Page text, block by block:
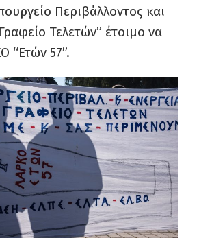
Περιβάλλοντος και
Τελετών” έτοιμο να
“Ετών 57”.